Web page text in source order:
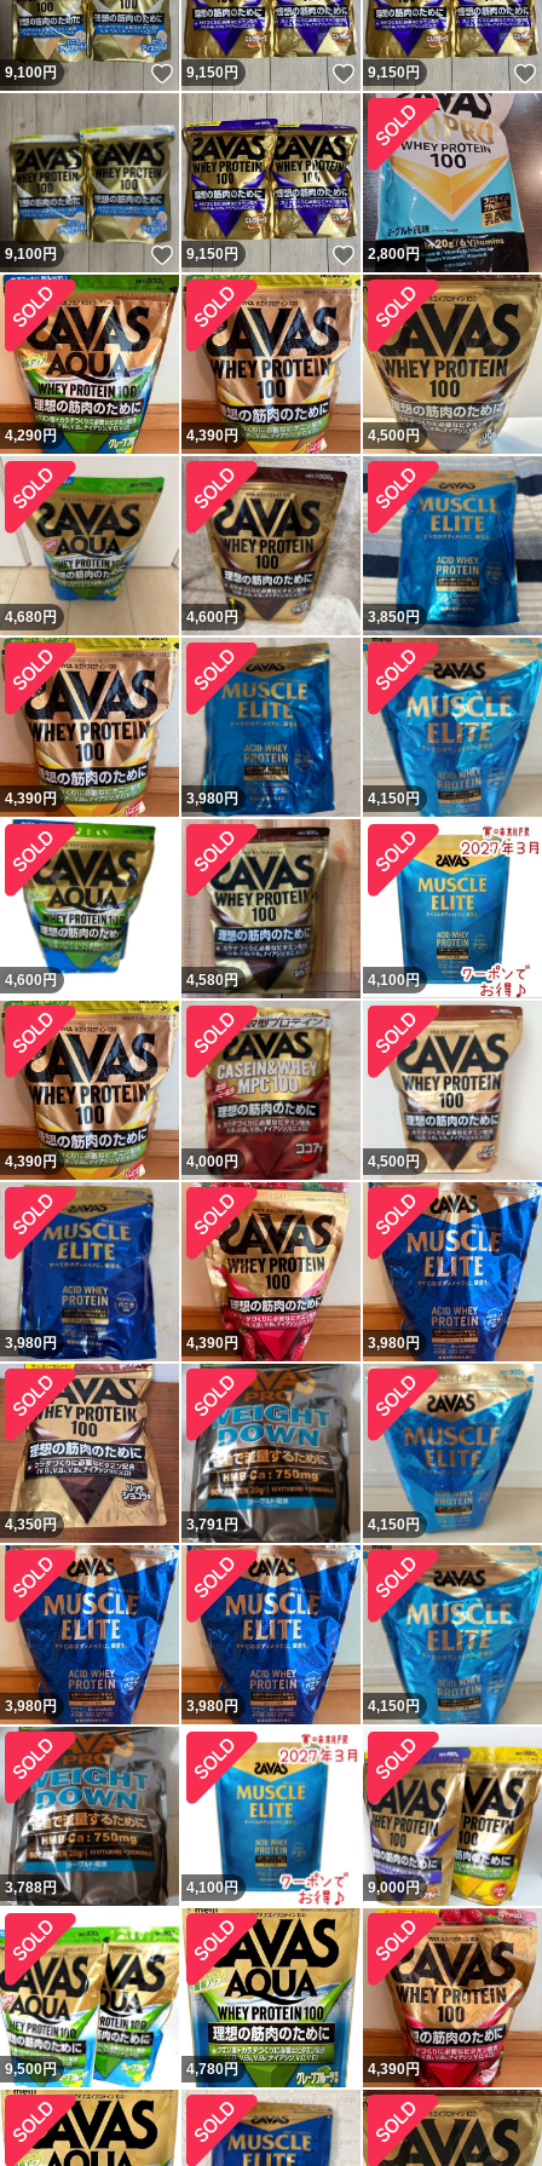
9,100円 いいね！
9,150円 いいね！
9,150円
9,100円 いいね！
9,150円 いいね！
2,800円
4,290円 4,390円 4,500円
4,680円 4,600円 3,850円
4,390円 3,980円 4,150円
4,600 円 4,580円 4,100円
4,390円 4,000円 4,500円
3,980円 4,390円 3,980円
4,350円 3,791円 4,150円
3,980円 3,980円 4,150円
3,788円 4,100円 9,000円
9,500円 4,780円 4,390円